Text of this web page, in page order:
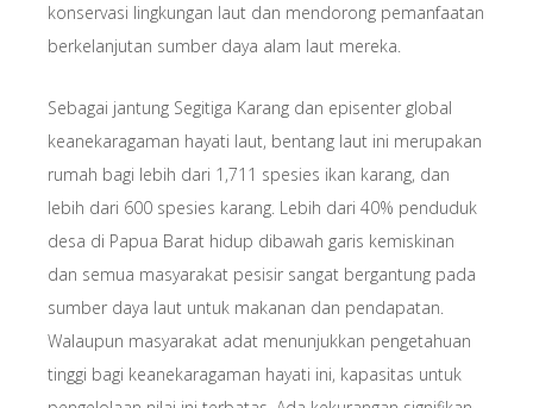
konservasi lingkungan laut dan mendorong pemanfaatan
berkelanjutan sumber daya alam laut mereka.
Sebagai jantung Segitiga Karang dan episenter global
keanekaragaman hayati laut, bentang laut ini merupakan
rumah bagi lebih dari 1,711 spesies ikan karang, dan
lebih dari 600 spesies karang. Lebih dari 40% penduduk
desa di Papua Barat hidup dibawah garis kemiskinan
dan semua masyarakat pesisir sangat bergantung pada
sumber daya laut untuk makanan dan pendapatan.
Walaupun masyarakat adat menunjukkan pengetahuan
tinggi bagi keanekaragaman hayati ini, kapasitas untuk